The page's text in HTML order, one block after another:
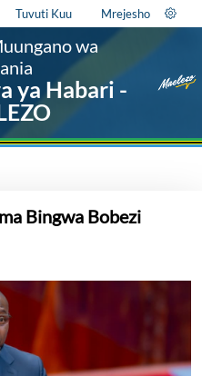
Tuvuti Kuu Mrejesho
wa
ya Habari -
Bingwa Bobezi